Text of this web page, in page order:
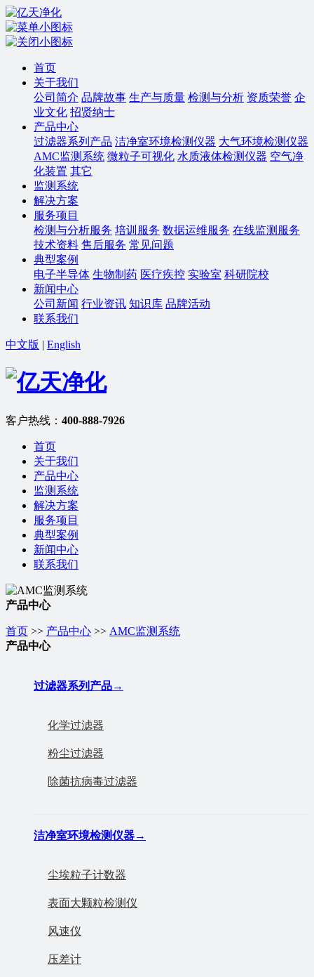
首页
关于我们
公司简介 品牌故事 生产与质量 检测与分析 资质荣誉 企
业文化 招贤纳士
产品中心
过滤器系列产品 洁净室环境检测仪器 大气环境检测仪器
AMC监测系统 微粒子可视化 水质液体检测仪器 空气净
化装置 其它
监测系统
解决方案
服务项目
检测与分析服务 培训服务 数据运维服务 在线监测服务
技术资料 售后服务 常见问题
典型案例
电子半导体 生物制药 医疗疾控 实验室 科研院校
新闻中心
公司新闻 行业资讯 知识库 品牌活动
联系我们
中文版 | English
客户热线： 400-888-7926
首页
关于我们
产品中心
监测系统
解决方案
服务项目
典型案例
新闻中心
联系我们
产品中心
首页 >> 产品中心 >> AMC监测系统
产品中心
过滤器系列产品→
化学过滤器
粉尘过滤器
除菌抗病毒过滤器
洁净室环境检测仪器→
尘埃粒子计数器
表面大颗粒检测仪
风速仪
压差计